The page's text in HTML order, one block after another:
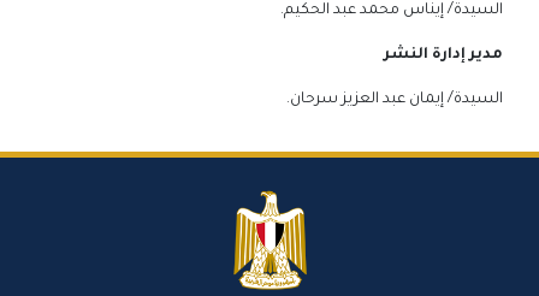
السيدة/ إيناس محمد عبد الحكيم.
مدير إدارة النشر
السيدة/ إيمان عبد العزيز سرحان.